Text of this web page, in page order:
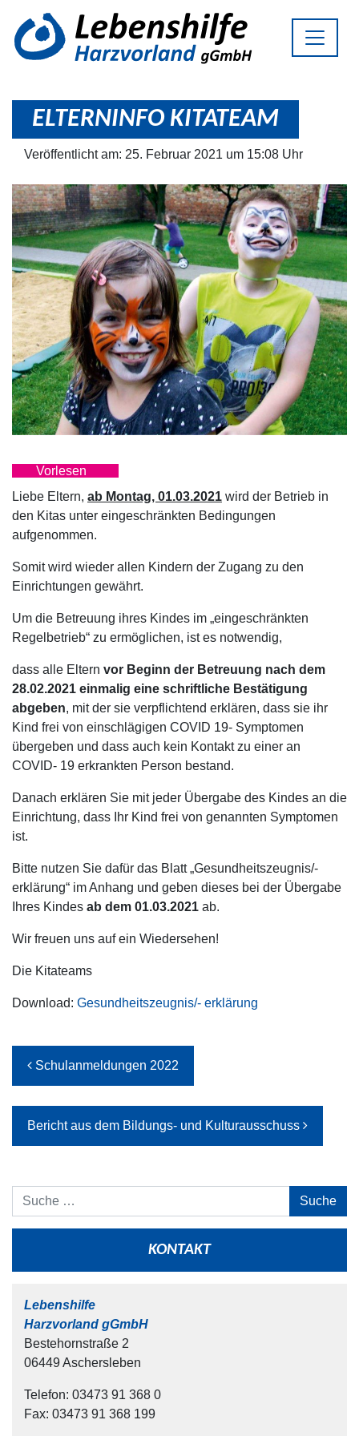
ELTERNINFO KITATEAM
Veröffentlicht am: 25. Februar 2021 um 15:08 Uhr
Vorlesen
Liebe Eltern, ab Montag, 01.03.2021 wird der Betrieb in
den Kitas unter eingeschränkten Bedingungen
aufgenommen.
Somit wird wieder allen Kindern der Zugang zu den
Einrichtungen gewährt.
Um die Betreuung ihres Kindes im „eingeschränkten
Regelbetrieb“ zu ermöglichen, ist es notwendig,
dass alle Eltern vor Beginn der Betreuung nach dem
28.02.2021 einmalig eine schriftliche Bestätigung
abgeben, mit der sie verpflichtend erklären, dass sie ihr
Kind frei von einschlägigen COVID 19- Symptomen
übergeben und dass auch kein Kontakt zu einer an
COVID- 19 erkrankten Person bestand.
Danach erklären Sie mit jeder Übergabe des Kindes an die
Einrichtung, dass Ihr Kind frei von genannten Symptomen
ist.
Bitte nutzen Sie dafür das Blatt „Gesundheitszeugnis/-
erklärung“ im Anhang und geben dieses bei der Übergabe
Ihres Kindes ab dem 01.03.2021 ab.
Wir freuen uns auf ein Wiedersehen!
Die Kitateams
Download: Gesundheitszeugnis/- erklärung
Beitrags-Navigation
Schulanmeldungen 2022
Bericht aus dem Bildungs- und Kulturausschuss
Suche
KONTAKT
Lebenshilfe
Harzvorland gGmbH
Bestehornstraße 2
06449 Aschersleben
Telefon: 03473 91 368 0
Fax: 03473 91 368 199